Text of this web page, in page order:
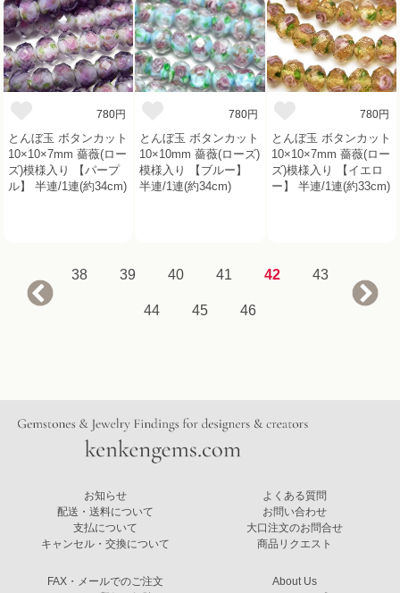
780円
とんぼ玉 ボタンカット
10×10×7mm 薔薇(ロー
ズ)模様入り 【パープ
ル】 半連/1連(約34cm)
780円
とんぼ玉 ボタンカット
10×10mm 薔薇(ローズ)
模様入り 【ブルー】
半連/1連(約34cm)
780円
とんぼ玉 ボタンカット
10×10×7mm 薔薇(ロー
ズ)模様入り 【イエロ
ー】 半連/1連(約33cm)
38 39 40 41 42 43
44 45 46
お知らせ
配送・送料について
支払について
キャンセル・交換について
よくある質問
お問い合わせ
大口注文のお問合せ
商品リクエスト
FAX・メールでのご注文
About Us